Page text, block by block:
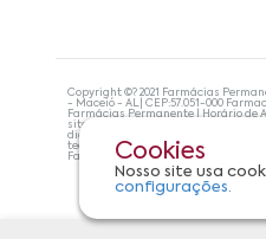
Cookies
Nosso site usa
configurações.
Copyright ©? 2021 Farmácias
- Maceió - AL| CEP:57.051-000
Farmácias Permanente | Horário de
site não devem ser utilizadas para
diagnosticar problemas de saúde e
tecnologias mais avançadas de
Farmácias Permanente. Todos os